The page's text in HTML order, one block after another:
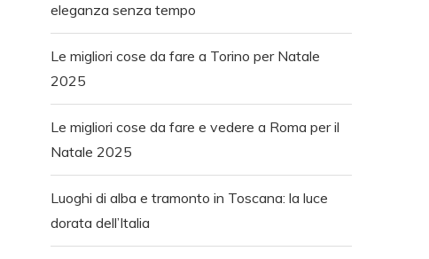
eleganza senza tempo
Le migliori cose da fare a Torino per Natale
2025
Le migliori cose da fare e vedere a Roma per il
Natale 2025
Luoghi di alba e tramonto in Toscana: la luce
dorata dell’Italia